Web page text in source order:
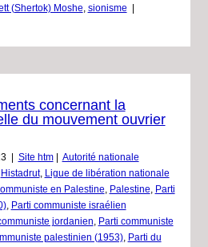
(Shertok) Moshe sionisme
concernant la
du mouvement ouvrier
Site htm
Autorité nationale
Histadrut,
Ligue de libération nationale
en Palestine Palestine
Parti
,
Parti communiste israélien
jordanien
Parti communiste
palestinien (1953),
Parti du